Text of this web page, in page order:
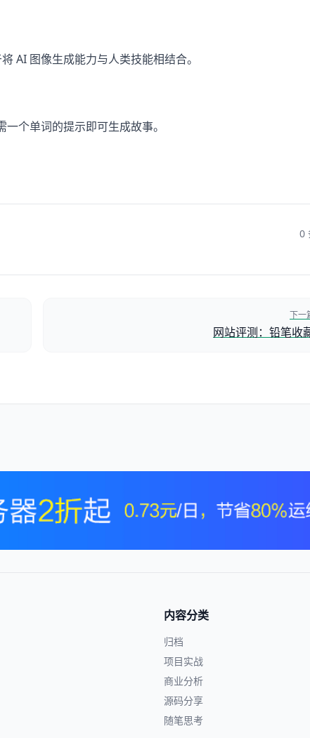
AI 图像生成能力与人类技能相结合。
个单词的提示即可生成故事。
0
下
网站评测：铅笔收
内容分类
归档
项目实战
商业分析
源码分享
随笔思考